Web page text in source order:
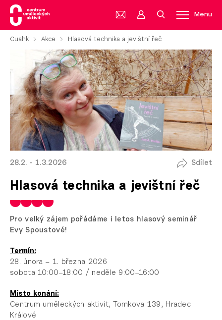
Menu
Cuahk Akce Hlasová technika a jevištní řeč
28.2. - 1.3.2026 Sdílet
Hlasová technika a jevištní řeč
Pro velký zájem pořádáme i letos hlasový seminář
Evy Spoustové!
Termín:
28. února – 1. března 2026
sobota 10:00–18:00 / neděle 9:00–16:00
Místo konání:
Centrum uměleckých aktivit, Tomkova 139, Hradec
Králové